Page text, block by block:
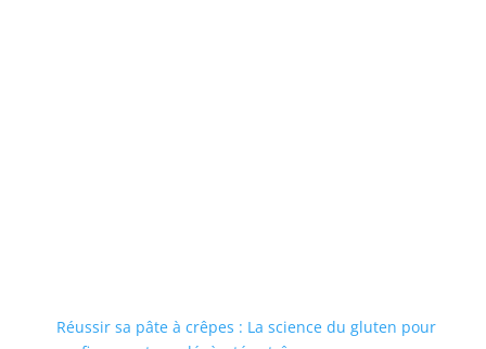
Réussir sa pâte à crêpes : La science du gluten pour